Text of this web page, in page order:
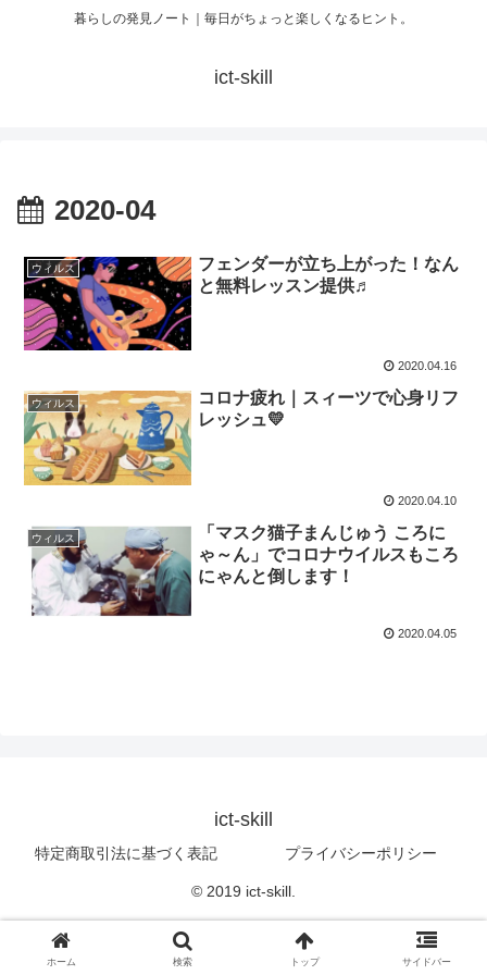
暮らしの発見ノート｜毎日がちょっと楽しくなるヒント。
ict-skill
2020-04
ウィルス
フェンダーが立ち上がった！なん
と無料レッスン提供♬
2020.04.16
ウィルス
コロナ疲れ｜スィーツで心身リフ
レッシュ💛
2020.04.10
ウィルス
「マスク猫子まんじゅう ころに
ゃ～ん」でコロナウイルスもころ
にゃんと倒します！
2020.04.05
ict-skill
特定商取引法に基づく表記 プライバシーポリシー
© 2019 ict-skill.
ホーム 検索 トップ サイドバー